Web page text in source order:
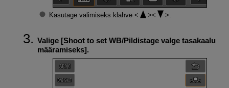
Kasutage valimiseks klahve
Valige [Shoot to set WB/Pildistage valge tasakaalu
määramiseks].